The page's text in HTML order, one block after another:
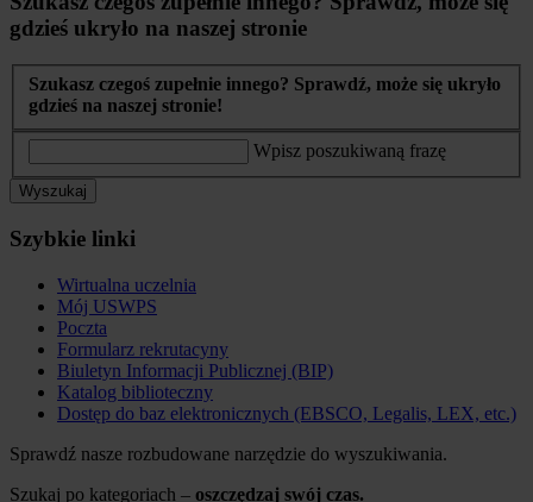
gdzieś ukryło na naszej stronie
Szukasz czegoś zupełnie innego? Sprawdź, może się ukryło
gdzieś na naszej stronie!
Wpisz poszukiwaną frazę
Wyszukaj
Szybkie linki
Wirtualna uczelnia
Mój USWPS
Poczta
Formularz rekrutacyny
Biuletyn Informacji Publicznej (BIP)
Katalog biblioteczny
Dostęp do baz elektronicznych (EBSCO, Legalis, LEX, etc.)
Sprawdź nasze rozbudowane narzędzie do wyszukiwania.
Szukaj po kategoriach – oszczędzaj swój czas.